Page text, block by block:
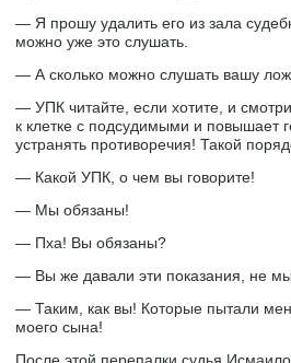
— Я прошу удалить его из зала
можно уже это слушать.
— А сколько можно слушать вашу
— УПК читайте, если хотите, и
к клетке с подсудимыми и
устранять противоречия! Такой
— Какой УПК, о чем вы говорите!
— Мы обязаны!
— Пха! Вы обязаны?
— Вы же давали эти показания, не мы.
— Таким, как вы! Которые пытали
моего сына!